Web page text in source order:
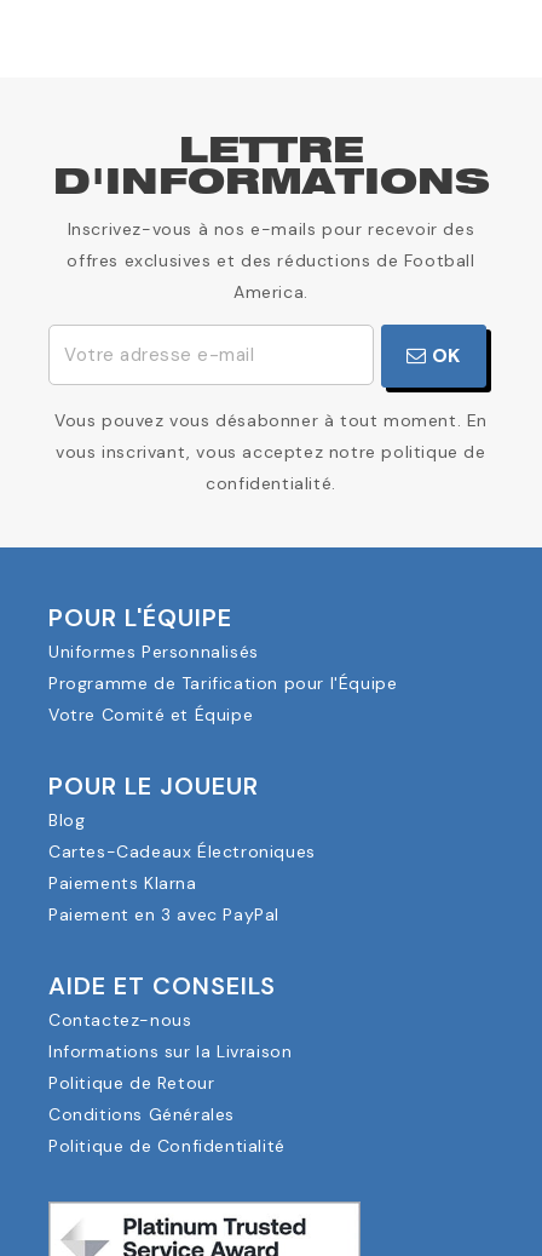
LETTRE
D'INFORMATIONS
Inscrivez-vous à nos e-mails pour recevoir des
offres exclusives et des réductions de Football
America.
OK
Vous pouvez vous désabonner à tout moment. En
vous inscrivant, vous acceptez notre politique de
confidentialité.
POUR L'ÉQUIPE
Uniformes Personnalisés
Programme de Tarification pour l'Équipe
Votre Comité et Équipe
POUR LE JOUEUR
Blog
Cartes-Cadeaux Électroniques
Paiements Klarna
Paiement en 3 avec PayPal
AIDE ET CONSEILS
Contactez-nous
Informations sur la Livraison
Politique de Retour
Conditions Générales
Politique de Confidentialité